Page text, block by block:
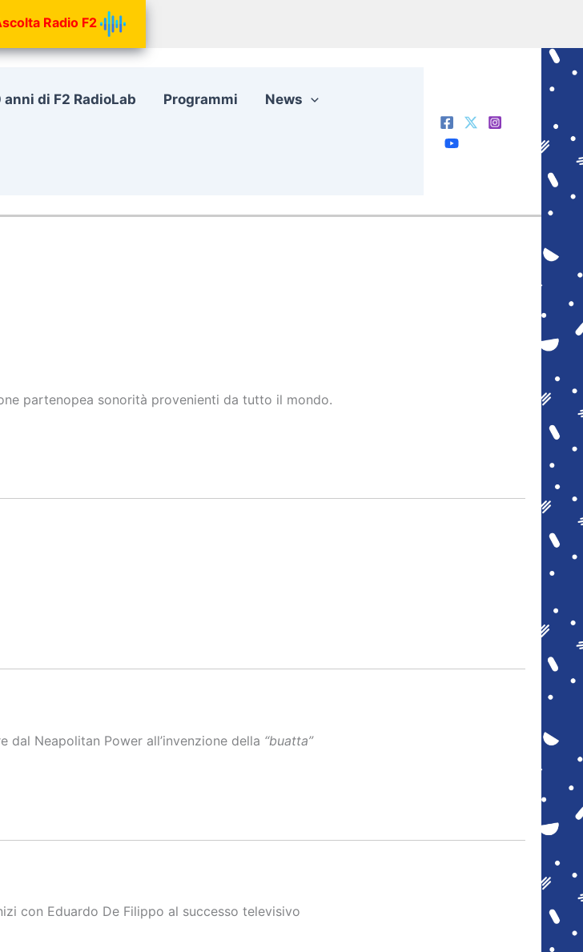
Radio F2
anni di F2 RadioLab Programmi News
partenopea sonorità provenienti da tutto il mondo.
Neapolitan Power all’invenzione della “buatta”
con Eduardo De Filippo al successo televisivo